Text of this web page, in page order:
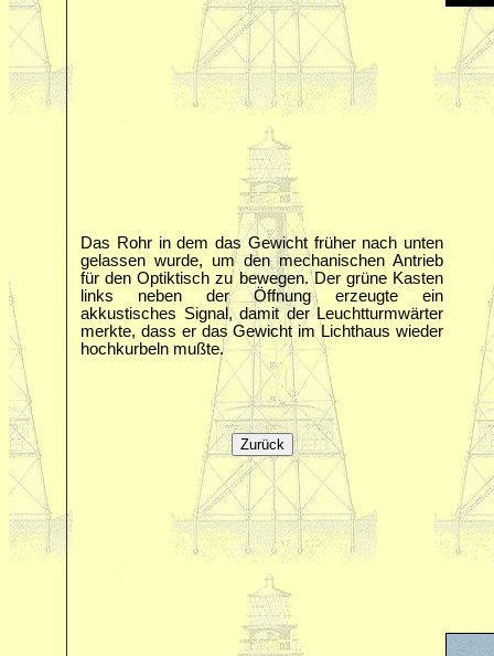
Das Rohr in dem das Gewicht früher nach unten
gelassen wurde, um den mechanischen Antrieb
für den Optiktisch zu bewegen. Der grüne Kasten
links neben der Öffnung erzeugte ein
akkustisches Signal, damit der Leuchtturmwärter
merkte, dass er das Gewicht im Lichthaus wieder
hochkurbeln mußte.